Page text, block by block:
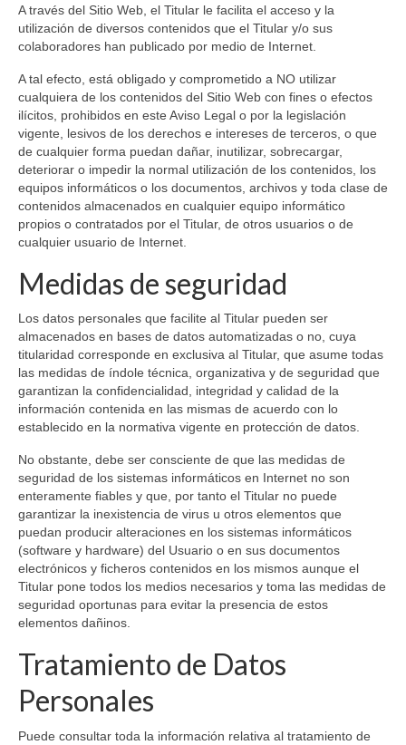
A través del Sitio Web, el Titular le facilita el acceso y la
utilización de diversos contenidos que el Titular y/o sus
colaboradores han publicado por medio de Internet.
A tal efecto, está obligado y comprometido a NO utilizar
cualquiera de los contenidos del Sitio Web con fines o efectos
ilícitos, prohibidos en este Aviso Legal o por la legislación
vigente, lesivos de los derechos e intereses de terceros, o que
de cualquier forma puedan dañar, inutilizar, sobrecargar,
deteriorar o impedir la normal utilización de los contenidos, los
equipos informáticos o los documentos, archivos y toda clase de
contenidos almacenados en cualquier equipo informático
propios o contratados por el Titular, de otros usuarios o de
cualquier usuario de Internet.
Medidas de seguridad
Los datos personales que facilite al Titular pueden ser
almacenados en bases de datos automatizadas o no, cuya
titularidad corresponde en exclusiva al Titular, que asume todas
las medidas de índole técnica, organizativa y de seguridad que
garantizan la confidencialidad, integridad y calidad de la
información contenida en las mismas de acuerdo con lo
establecido en la normativa vigente en protección de datos.
No obstante, debe ser consciente de que las medidas de
seguridad de los sistemas informáticos en Internet no son
enteramente fiables y que, por tanto el Titular no puede
garantizar la inexistencia de virus u otros elementos que
puedan producir alteraciones en los sistemas informáticos
(software y hardware) del Usuario o en sus documentos
electrónicos y ficheros contenidos en los mismos aunque el
Titular pone todos los medios necesarios y toma las medidas de
seguridad oportunas para evitar la presencia de estos
elementos dañinos.
Tratamiento de Datos
Personales
Puede consultar toda la información relativa al tratamiento de